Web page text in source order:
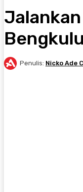
Bengkulu
Penulis: Nicko Ade